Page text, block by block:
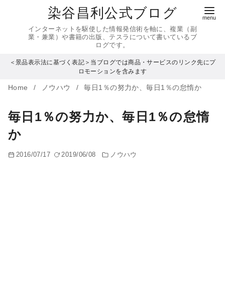
へ
動
染谷昌利公式ブログ
インターネットを駆使した情報発信術を軸に、複業（副
業・兼業）や書籍の出版、テスラについて書いているブ
ログです。
＜景品表示法に基づく表記＞当ブログでは商品・サービスのリンク先にプ
ロモーションを含みます
Home ノウハウ 毎日1％の努力か、毎日1％の怠惰か
毎日1％の努力か、毎日1％の怠惰
か
2016/07/17 2019/06/08 ノウハウ